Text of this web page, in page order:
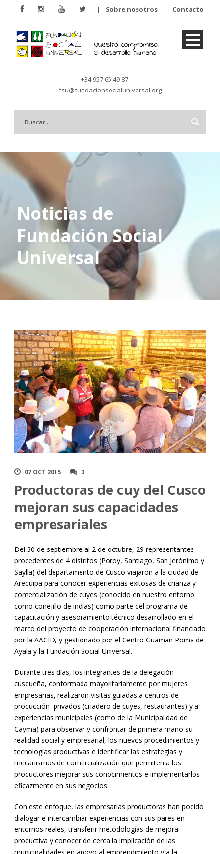
| Sobre nosotros | Contacto
+34 957 65 49 87
fsu@fundacionsocialuniversal.org
Noticias de
Fundación Social
Universal
07 OCT 2015 0
Productoras de cuy del Cusco
mejoran sus capacidades
empresariales
Del 30 de septiembre al 2 de octubre, 29 representantes
procedentes de 4 distritos (Poroy, Santiago, San Jerónimo y
Saylla) del departamento de Cusco viajaron a la ciudad de
Arequipa para conocer experiencias exitosas de crianza y
comercialización de cuyes (conocido en nuestro entorno
como conejillo de indias) como parte del programa de
capacitación y asesoramiento técnico desarrollado en el
marco del proyecto de cooperación internacional financiado
por la AACID, y gestionado por el Centro Guaman Poma de
Ayala y la Fundación Social Universal.
Durante tres días, los integrantes de la delegación
cusqueña, conformada mayoritariamente por mujeres
empresarias, realizaron visitas guiadas a centros de
producción privados (criadero de cuyes, restaurantes) y a
experiencias municipales (como de la Municipalidad de
Cayma) para observar y confrontar de primera mano su
realidad social y empresarial, los nuevos procedimientos y
tecnologías productivas e identificar las estrategias y
mecanismos de comercialización que permiten a los
productores mejorar sus conocimientos e implementarlos
eficazmente en sus negocios.
Con este enfoque, las empresarias productoras han podido
dialogar e intercambiar experiencias con sus pares en
entornos reales, transferir metodologías de mejora
productiva y conocer de cerca la implicación de las
municipalidades en apoyo al emprendimiento y a la